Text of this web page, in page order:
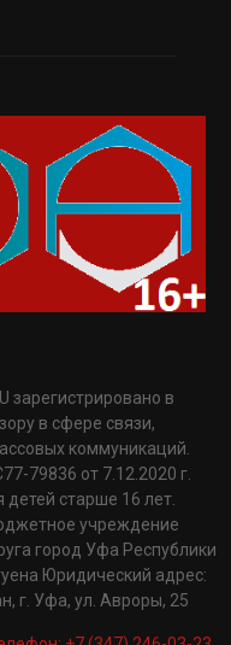
зарегистрировано в
в сфере связи,
коммуникаций.
79836 от 7.12.2020 г.
старше 16 лет.
учреждение
город Уфа Республики
Юридический адрес:
г. Уфа, ул. Авроры, 25